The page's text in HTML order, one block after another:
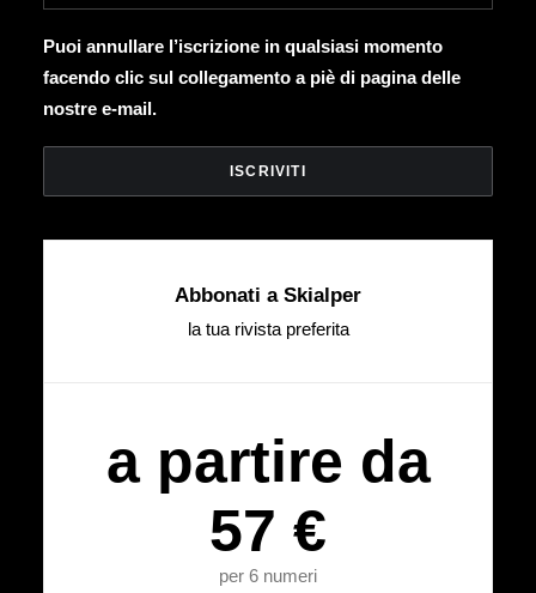
Puoi annullare l’iscrizione in qualsiasi momento
facendo clic sul collegamento a piè di pagina delle
nostre e-mail.
Abbonati a Skialper
la tua rivista preferita
a partire da
57 €
per 6 numeri